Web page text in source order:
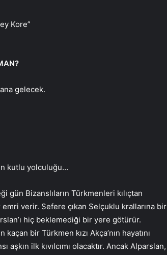
Kore”
gelecek.
kutlu yolculuğu…
gün Bizanslıların Türkmenleri kılıçtan
verir. Sefere çıkan Selçuklu krallarına bir
hiç beklemediği bir yere götürür.
bir Türkmen kızı Akça’nın hayatını
ilk kıvılcımı olacaktır. Ancak Alparslan,